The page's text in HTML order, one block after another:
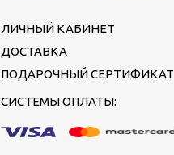
ЛИЧНЫЙ КАБИНЕТ
ДОСТАВКА
ПОДАРОЧНЫЙ СЕРТИФИКАТ
СИСТЕМЫ ОПЛАТЫ: